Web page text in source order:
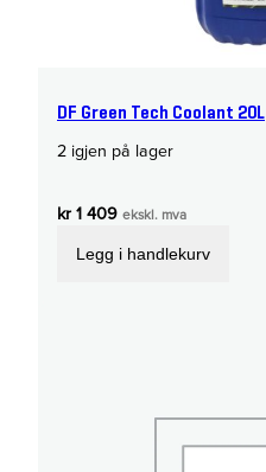
DF Green Tech Coolant 20L
2 igjen på lager
kr1 409 ekskl. mva
Legg i handlekurv